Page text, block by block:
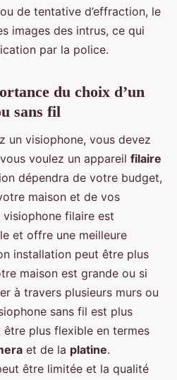
de tentative d’effraction, le
images des intrus, ce qui
par la police.
du choix d’un
sans fil
un visiophone, vous devez
voulez un appareil filaire
dépendra de votre budget,
maison et de vos
filaire est
et offre une meilleure
installation peut être plus
maison est grande ou si
à travers plusieurs murs ou
sans fil est plus
plus flexible en termes
et de la platine.
être limitée et la qualité